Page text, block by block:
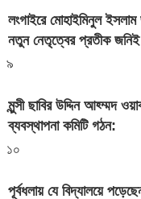
লংগাইরে মোহাইমিনুল
নতুন নেতৃত্বের প্রতীক জনিই
৯
মুন্সী ছাবির উদ্দিন আহ্ম্মদ
ব্যবস্থাপনা কমিটি গঠন:
১০
পূর্বধলায় যে বিদ্যালয়ে